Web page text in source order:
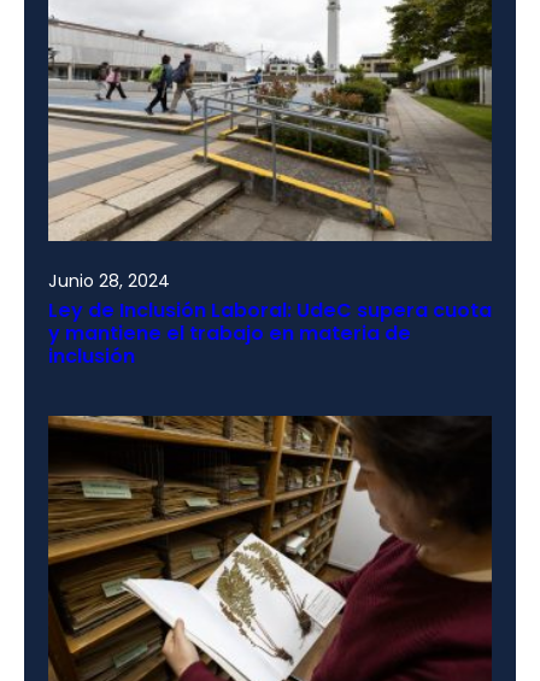
Junio 28, 2024
Ley de Inclusión Laboral: UdeC supera cuota
y mantiene el trabajo en materia de
inclusión